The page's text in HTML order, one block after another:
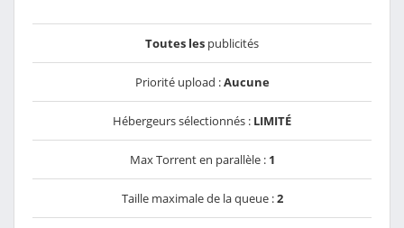
Toutes les publicités
Priorité upload :Aucune
Hébergeurs sélectionnés : LIMITÉ
Max Torrent en parallèle : 1
Taille maximale de la queue :2